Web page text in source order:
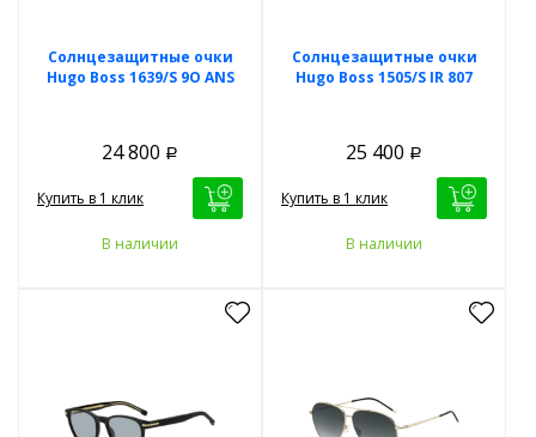
Солнцезащитные очки
Hugo Boss 1639/S 9O ANS
24 800 Р
Купить в 1 клик
В наличии
Солнцезащитные очки
Hugo Boss 1505/S IR 807
25 400 Р
Купить в 1 клик
В наличии